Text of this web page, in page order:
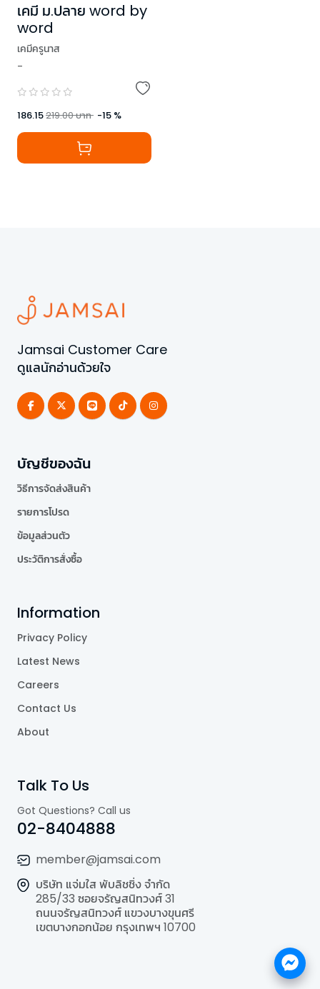
เคมี ม.ปลาย word by
word
เคมีครูนาส
-
186.15219.00บาท -15 %
Jamsai Customer Care
ดูแลนักอ่านด้วยใจ
บัญชีของฉัน
วิธีการจัดส่งสินค้า
รายการโปรด
ข้อมูลส่วนตัว
ประวัติการสั่งซื้อ
Information
Privacy Policy
Latest News
Careers
Contact Us
About
Talk To Us
Got Questions? Call us
02-8404888
member@jamsai.com
บริษัท แจ่มใส พับลิชชิ่ง จำกัด
285/33 ซอยจรัญสนิทวงศ์ 31
ถนนจรัญสนิทวงศ์ แขวงบางขุนศรี
เขตบางกอกน้อย กรุงเทพฯ 10700